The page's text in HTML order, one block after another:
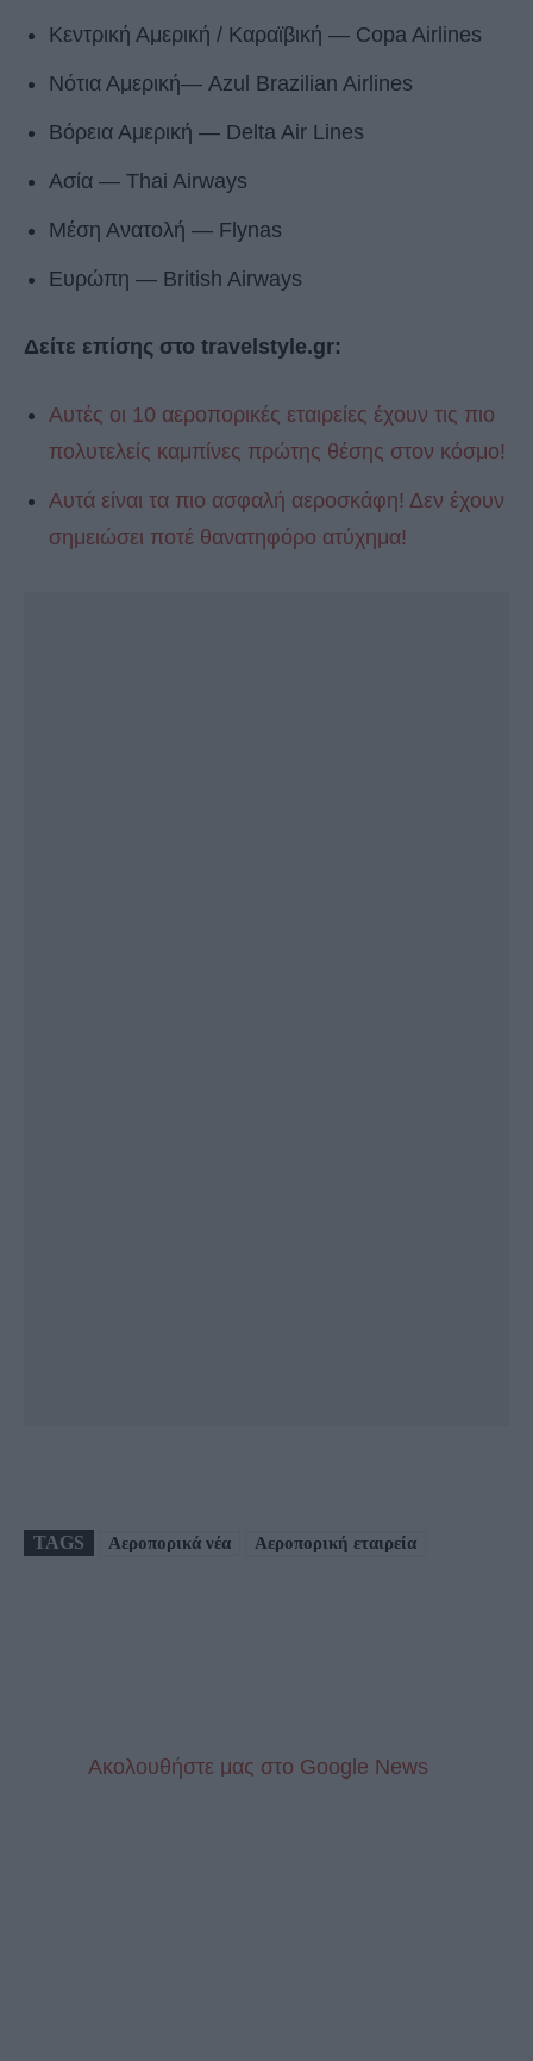
Κεντρική Αμερική / Καραϊβική ― Copa Airlines
Νότια Αμερική― Azul Brazilian Airlines
Βόρεια Αμερική ― Delta Air Lines
Ασία ― Thai Airways
Μέση Ανατολή ― Flynas
Ευρώπη ― British Airways
Δείτε επίσης στο travelstyle.gr:
Αυτές οι 10 αεροπορικές εταιρείες έχουν τις πιο
πολυτελείς καμπίνες πρώτης θέσης στον κόσμο!
Αυτά είναι τα πιο ασφαλή αεροσκάφη! Δεν έχουν
σημειώσει ποτέ θανατηφόρο ατύχημα!
TAGS Αεροπορικά νέα Αεροπορική εταιρεία
Aκολουθήστε μας στo Google News